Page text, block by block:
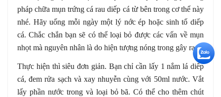
pháp chữa mụn trứng cá rau diếp cá từ bên trong cơ thể này
nhé. Hãy uống mỗi ngày một lý nớc ép hoặc sinh tố diếp
cá. Chắc chắn bạn sẽ có thể loại bỏ được các vấn về mụn
nhọt mà nguyên nhân là do hiện tượng nóng trong gây ra.
Thực hiện thì siêu đơn giản. Bạn chỉ cần lấy 1 nắm lá diếp
cá, đem rửa sạch và xay nhuyễn cùng với 50ml nước. Vắt
lấy phần nước trong và loại bỏ bã. Có thể cho thêm chút
+5